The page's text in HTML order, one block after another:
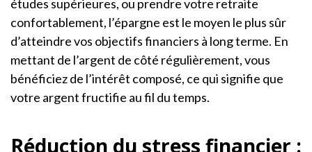
études supérieures, ou prendre votre retraite
confortablement, l’épargne est le moyen le plus sûr
d’atteindre vos objectifs financiers à long terme. En
mettant de l’argent de côté régulièrement, vous
bénéficiez de l’intérêt composé, ce qui signifie que
votre argent fructifie au fil du temps.
Réduction du stress financier :